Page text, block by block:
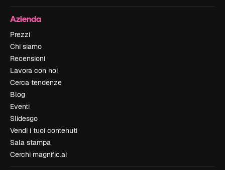
Azienda
Prezzi
Chi siamo
Recensioni
Lavora con noi
Cerca tendenze
Blog
Eventi
Slidesgo
Vendi i tuoi contenuti
Sala stampa
Cerchi magnific.ai